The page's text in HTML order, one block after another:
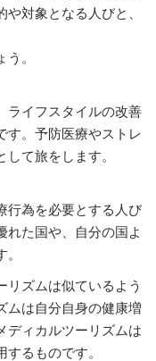
対象となる人びと、
。
ライフスタイルの改善
す。予防医療やストレ
て旅をします。
行為を必要とする人び
れた国や、自分の国よ
リズムは似ているよう
ムは自分自身の健康増
ディカルツーリズムは
るものです。